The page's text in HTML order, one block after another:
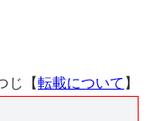
じ【転載について 】